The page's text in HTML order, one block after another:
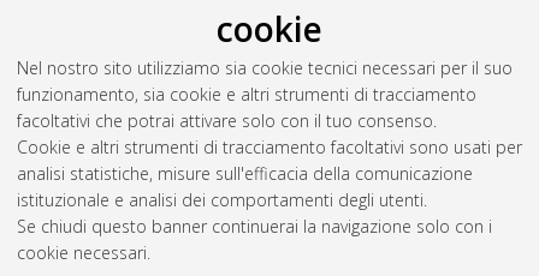
cookie
Nel nostro sito utilizziamo sia cookie tecnici necessari per il suo
funzionamento, sia cookie e altri strumenti di tracciamento
facoltativi che potrai attivare solo con il tuo consenso.
Cookie e altri strumenti di tracciamento facoltativi sono usati per
analisi statistiche, misure sull'efficacia della comunicazione
istituzionale e analisi dei comportamenti degli utenti.
Se chiudi questo banner continuerai la navigazione solo con i
cookie necessari.
Modellazione di un sistema dinamico
aerial vehicles.[Laurea magistrale], Università di Bologna,
Corso di Studio inIngegneria gestionale [LM-DM270],
Documento full-text non disponibile
Questa lista e' stata generata ilSun Aug 9 07:14:11 2026
CEST